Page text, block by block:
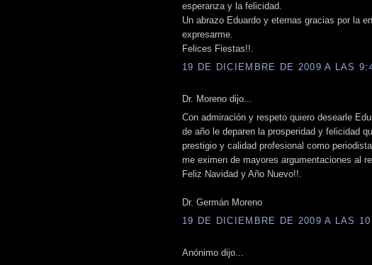
esperanza y la felicidad.
Un abrazo Eduardo y eternas gracias por la
expresarme.
Felices Fiestas!!.
19 DE DICIEMBRE DE 2009 A LAS
Dr. Moreno dijo...
Con admiración y respeto quiero desearle
de año le deparen la prosperidad y felicidad
prestigio y calidad profesional como
me eximen de mayores argumentaciones al
Feliz Navidad y Año Nuevo!!.
Dr. Germán Moreno
19 DE DICIEMBRE DE 2009 A LAS
Anónimo dijo...